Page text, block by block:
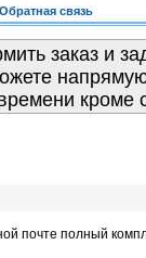
Обратная связь
заказ и
кроме
почте полный